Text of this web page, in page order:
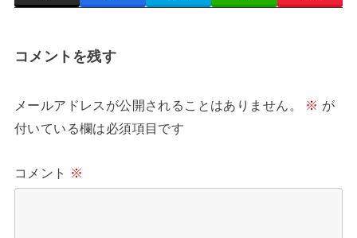
コメントを残す
メールアドレスが公開されることはありません。 ※ が
付いている欄は必須項目です
コメント ※